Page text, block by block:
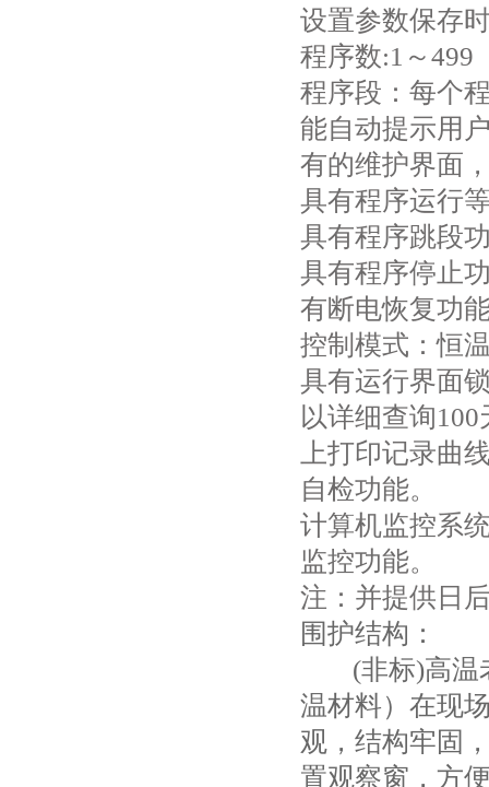
设置参数保存
程序数:1～499
程序段：每个
能自动提示用
有的维护界面
具有程序运行
具有程序跳段
具有程序停止
有断电恢复功
控制模式：恒
具有运行界面
以详细查询
上打印记录曲
自检功能。
计算机监控系
监控功能。
注：并提供日
围护结构：
(非标)高温老
温材料）在现
观，结构牢固
置观察窗，方